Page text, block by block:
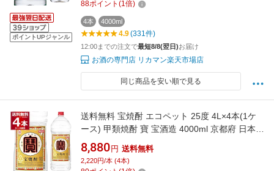
ポイントUPジャンル
88ポイント (1倍)
4本 4000ml
4.9(331件)
12:00までの注文で最短8/8(翌日)お届け
お酒の専門店 リカマン楽天市場店
同じ商品を安い順で見る
送料無料 宝焼酎 エコペット 25度 4L×4本(1ケ
ース) 甲類焼酎 寶 宝酒造 4000ml 京都府 日本
【送料無料※一部地域は除く】
8,880 円 送料無料
2,220円/本 (4本)